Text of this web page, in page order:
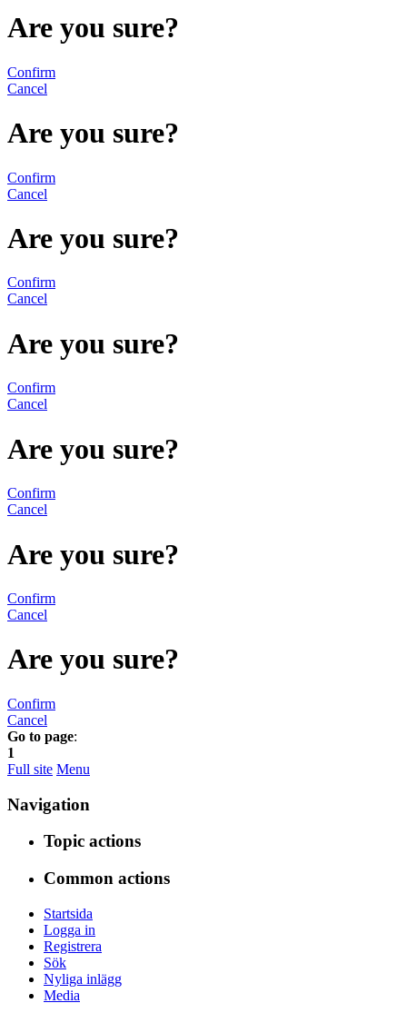
Are you sure?
Confirm
Cancel
Are you sure?
Confirm
Cancel
Are you sure?
Confirm
Cancel
Are you sure?
Confirm
Cancel
Are you sure?
Confirm
Cancel
Are you sure?
Confirm
Cancel
Are you sure?
Confirm
Cancel
Go to page:
1
Full site Menu
Navigation
Topic actions
Common actions
Startsida
Logga in
Registrera
Sök
Nyliga inlägg
Media